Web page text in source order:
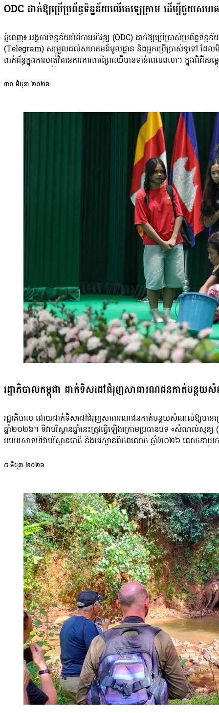
ODC ដាក់ឱ្យប្រើប្រព័ន្ធទិន្នន័យលើតេឡេក្រាម ដើម្បីជួយស
ភ្នំពេញ៖ អង្គការទិន្នន័យអំពីការអភិវឌ្ឍ (ODC) ដាក់ឱ្យប្រើប្រាស់ប្រព័ន្ធ
(Telegram) សម្រួលដល់សហគមន៍មូលដ្ឋាន និងអ្នកប្រើប្រាស់ទូទៅ ដែលមិន
ពាក់ព័ន្ធក្នុងការចាត់វិធានការការពារព្រៃឈើបានទាន់ពេលវេលា។ ក្នុងពិ
ពេល។ លោក ធី ទ្រី៖ «កន្លែងនេះ ខ្ញុំគិតថាវាមានភាពល្អប្រសើរជាងមុ
នៃអង្គការជំនួយប្រជាជនន័រវេស្សន៍ (NPA) លោក Hans Risser បានគូស
នៅតែជាបញ្ហាប្រឈមដ៏ធំមួយ។ លោកបន្ថែមថា បញ្ហាពិតប្រាកដមិនមែន
នៃការការពារព្រៃឈើ។ លោក Hans Risser: «ក្នុងបរិយាបន្ន នៃការ
យើងសង្ឃឹមថា ការដាក់បញ្ចូលព័ត៌មានទិន្នន័យហ្នឹង ចូល ទៅក្នុងប្រព័ន្ធរបស់
ទិន្នន័យជូនដំណឹងពីស្ថាប័នចំនួនបីដូចជា Global Forest Watch (ស្ថា
ប្រើប្រាស់ទិន្នន័យគម្របដីឆ្នាំ២០២១ ដែលកំណត់យកព្រំដែនលើប្រភេទផ្ទៃ
គោលដៅដែលអ្នកប្រើប្រាស់បានកំណត់ផងដែរ។ ស្ថាបត្យករដំណោះស្រាយព័
ប្រើប្រាស់មិនទូលំទូលាយ ប្រើបានត្រឹមតែក្រុមអ្នកបច្ចេកទេស។ ហេតុនេ
ប្រើប្រាស់ក្នុងការការពារព្រៃឈើបានកាន់តែទូលំទូលាយ និងមានប្រសិទ្ធ
សព្វថ្ងៃហ្នឹង។ អ៊ីចឹងហើយ បានជាការត្រួតពិនិត្យ និងការការពារព្រៃឈើ
លុះណាតែ ការរំខានព្រៃឈើមានទំហំផ្ទៃដី ១០ម៉ែត្របួនជ្រុង ហើយបញ្ជាក់
មនុស្សដដែល ដើម្បីរកឱ្យឃើញថា តំបន់រាយការណ៍នោះ ពិតជាមានករណីកាប់
អង្គការអូឌីស៊ី អ្នកស្រី គឹម ឈួនវួច ឱ្យដឹងថា កន្លងមក សហគមន៍មួយចំនួន
មួយចំនួនទៀត ឬអង្គការសង្គមស៊ីវិលជាច្រើនទៀត ដែលគាត់អត់បានដឹងរឿ
ដោយមិនចាំបាច់ទាល់តែមានអង្គការដៃគូជួយគាត់ទេ។ អ្នកស្រី ឈួនវួច៖
កុំឱ្យថា យើងទៅព្រាវសុទ្ធ»។ អ្នកស្រីបន្ថែម៖ «ការព្យាយាមបញ្ជូនទិន្នន័
ចាត់វិធានការទប់ស្កាត់ទាន់ពេលវេលាដើម្បីការពារព្រៃឈើទាំងអស់ហ្
៣០ មិថុនា ២០២៦
រដ្ឋាភិបាលកម្ពុជា ដាក់ទិសដៅជំរុញសាធារណជនកាត់បន្ថយសំ
រដ្ឋាភិបាល ដោយដាក់ទិសដៅជំរុញសាធារណជនកាត់បន្ថយសំណល់ឱ្យបានច្រើន
ឆ្នាំ២០២៦។ ទិវាបរិស្ថានឆ្នាំនេះត្រូវធ្វើឡើងក្រោមប្រធានបទ «សំណល់
អបអរសាទរទិវាបរិស្ថានជាតិ និងបរិស្ថានពិភពលោក ឆ្នាំ២០២៦ លោកនាយ
មានភាពស្អាត បៃតង និងចីរភាព ជាឧត្តមប្រយោជន៍ ដល់សង្គម និងមនុស្សជាតិ
ប្លាស្ទិក កើតមានឡើងនៅពេលដែលមានការបោះចោល ឬបញ្ចេញសំណល់គ្រ
ប្រភពទឹកសាធារណៈ ការបោះចោលសំណល់គ្រោះថ្នាក់ និងសំណល់រឹងគ្រប់
មានការប្រែប្រួលអាកាសធាតុ និងការបំពុលឬបំផ្លាញប្រព័ន្ធអេកូឡូស៊ីទាំ
ចំណាត់ថ្នាក់លេខ១ ផ្នែកបរិស្ថានធម្មជាតិ ដែលជាចំណាត់ថ្នាក់មួយល្អបំផុ
គួរឱ្យចង់រស់នៅ និងទាក់ទាញទេសចរ ក៏ដូចជានិរន្តរភាព នៃដីធ្លី និងការ
ផ្សព្វផ្សាយពីសក្តានុពលធម្មជាតិ និងភាពស្រស់ស្អាតរបស់កម្ពុជា។ លោក ឈៀ
បាន ដើម្បីចូលរួមថែរក្សាបរិស្ថាន។ លោកបាននិយាយថា៖«ផ្ញើសារទៅកាន់
ប្លាស្ទិកទេ»។ ក្រៅពីនេះ លោកក៏បានលើកឡើងពីកង្វល់ពាក់ព័ន្ធនឹងការ
ការពារព្រៃឈើ ពេលខ្លះជួបការរឹតត្បិតក្នុងការចូលទៅតំបន់ទាំងនោះ។
អ្នកកាប់បំផ្លាញនៅតែមាន»។ យោងតាមអង្គការឃ្លាំមើលព្រៃឈើសក
បណ្តាលមកពីការកាប់បំផ្លាញព្រៃឈើ។ នាយកប្រតិបត្តិនៃអង្គការភាព
និងតំបន់ឆ្នេរសមុទ្រ ដែលប្រជាពលរដ្ឋ និងភ្ញៀវទេសចរមួយចំនួននៅមិនទាន់
ការអនុវត្តច្បាប់ឱ្យបានម៉ឺងម៉ាត់។ លោកនិយាយថា៖«ដូច្នេះហើយទាមទារ
ល្អប្រសើរត្បិតប្រទេសកម្ពុជាយើងក៏ពឹងផ្អែកទៅលើប្រភពចំណូល ទេសចរអ
មធ្យោបាយសម្រាប់ទុកដាក់សំរាមរបស់ប្រជាពលរដ្ឋនៅតាមតំបន់កោះ តំបន់
ក៏ត្រូវមានការបែងចែកសម្រាមទៅតាមប្រភេទឱ្យបានត្រឹមត្រូវ»៕
៨ មិថុនា ២០២៦